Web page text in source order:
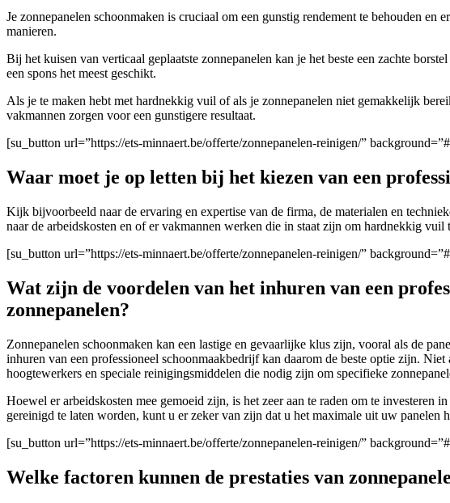
Je zonnepanelen schoonmaken is cruciaal om een gunstig rendement te behouden en
manieren.
Bij het kuisen van verticaal geplaatste zonnepanelen kan je het beste een zachte
een spons het meest geschikt.
Als je te maken hebt met hardnekkig vuil of als je zonnepanelen niet gemakkelijk
vakmannen zorgen voor een gunstigere resultaat.
[su_button url=”https://ets-minnaert.be/offerte/zonnepanelen-reinigen/”
Waar moet je op letten bij het kiezen van een
Kijk bijvoorbeeld naar de ervaring en expertise van de firma, de materialen en
naar de arbeidskosten en of er vakmannen werken die in staat zijn om hardnekkig
[su_button url=”https://ets-minnaert.be/offerte/zonnepanelen-reinigen/”
Wat zijn de voordelen van het inhuren van een
zonnepanelen?
Zonnepanelen schoonmaken kan een lastige en gevaarlijke klus zijn, vooral als de
inhuren van een professioneel schoonmaakbedrijf kan daarom de beste optie zijn.
hoogtewerkers en speciale reinigingsmiddelen die nodig zijn om specifieke
Hoewel er arbeidskosten mee gemoeid zijn, is het zeer aan te raden om te
gereinigd te laten worden, kunt u er zeker van zijn dat u het maximale uit uw panelen
[su_button url=”https://ets-minnaert.be/offerte/zonnepanelen-reinigen/”
Welke factoren kunnen de prestaties van